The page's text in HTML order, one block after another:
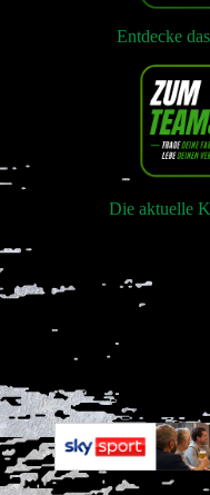
Entdecke
Die aktuelle